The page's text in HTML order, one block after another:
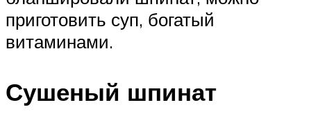
приготовить суп, богатый
витаминами.
Сушеный шпинат